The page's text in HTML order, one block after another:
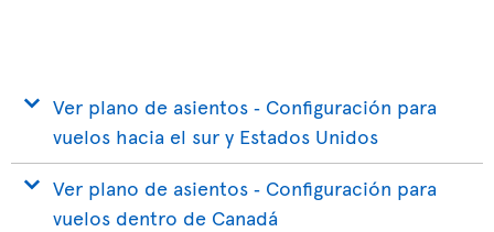
Ver plano de asientos ‐ Configuración para
vuelos hacia el sur y Estados Unidos
Ver plano de asientos ‐ Configuración para
vuelos dentro de Canadá